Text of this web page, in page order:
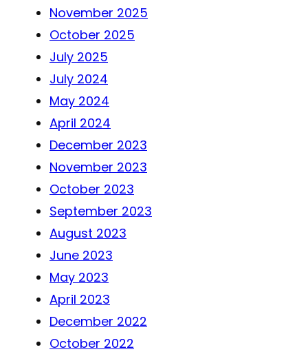
November 2025
October 2025
July 2025
July 2024
May 2024
April 2024
December 2023
November 2023
October 2023
September 2023
August 2023
June 2023
May 2023
April 2023
December 2022
October 2022